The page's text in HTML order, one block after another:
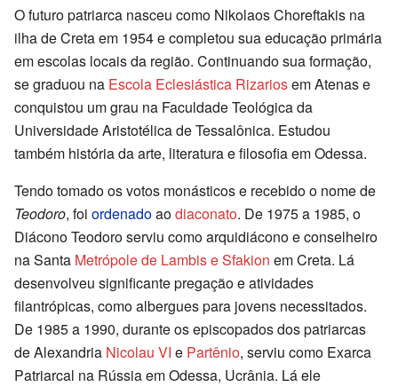
O futuro patriarca nasceu como Nikolaos Choreftakis na
ilha de Creta em 1954 e completou sua educação primária
em escolas locais da região. Continuando sua formação,
se graduou na Escola Eclesiástica Rizariosem Atenas e
conquistou um grau na Faculdade Teológica da
Universidade Aristotélica de Tessalônica. Estudou
também história da arte, literatura e filosofia em Odessa.
Tendo tomado os votos monásticos e recebido o nome de
Teodoro, foi ordenadoaodiaconato. De 1975 a 1985, o
Diácono Teodoro serviu como arquidiácono e conselheiro
na Santa Metrópole de Lambis e Sfakion em Creta. Lá
desenvolveu significante pregação e atividades
filantrópicas, como albergues para jovens necessitados.
De 1985 a 1990, durante os episcopados dos patriarcas
de Alexandria Nicolau VI e Partênio, serviu como Exarca
Patriarcal na Rússia em Odessa, Ucrânia. Lá ele